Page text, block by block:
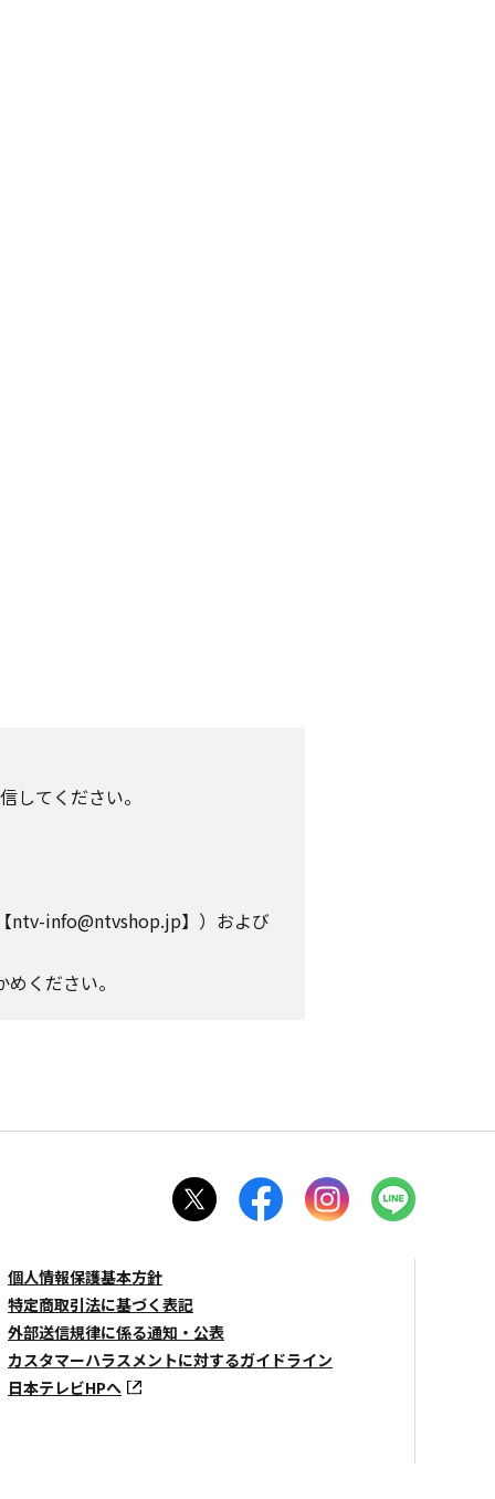
してください。
ntv-info@ntvshop.jp】）および
ください。
個人情報保護基本方針
特定商取引法に基づく表記
外部送信規律に係る通知・公表
カスタマーハラスメントに対するガイドライン
日本テレビHPへ